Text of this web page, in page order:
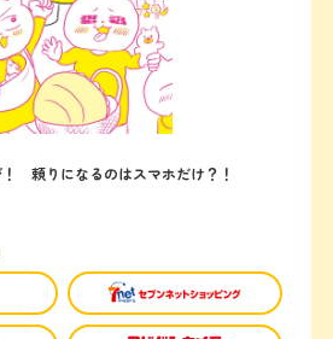
頼りになるのはスマホだけ？！